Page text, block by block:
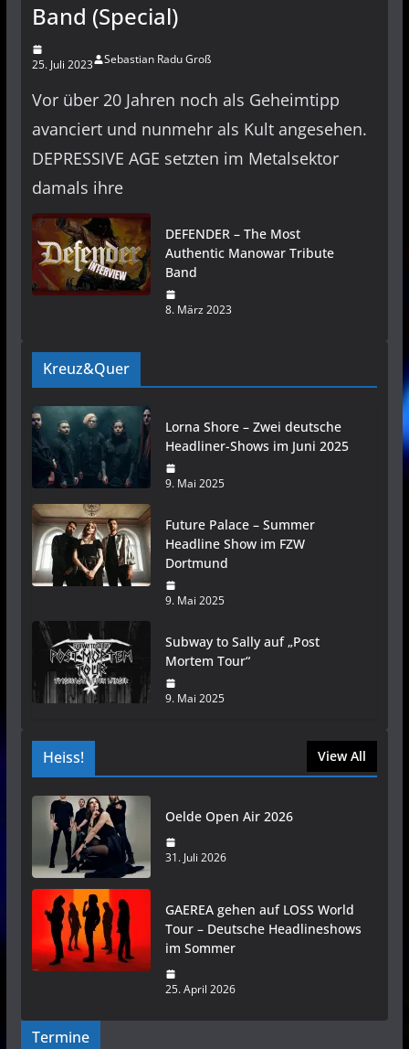
Band (Special)
25. Juli 2023 Sebastian Radu Groß
Vor über 20 Jahren noch als Geheimtipp
avanciert und nunmehr als Kult angesehen.
DEPRESSIVE AGE setzten im Metalsektor
damals ihre
DEFENDER – The Most
Authentic Manowar Tribute
Band
8. März 2023
Kreuz&Quer
Lorna Shore – Zwei deutsche
Headliner-Shows im Juni 2025
9. Mai 2025
Future Palace – Summer
Headline Show im FZW
Dortmund
9. Mai 2025
Subway to Sally auf „Post
Mortem Tour“
9. Mai 2025
Heiss! View All
Oelde Open Air 2026
31. Juli 2026
GAEREA gehen auf LOSS World
Tour – Deutsche Headlineshows
im Sommer
25. April 2026
Termine